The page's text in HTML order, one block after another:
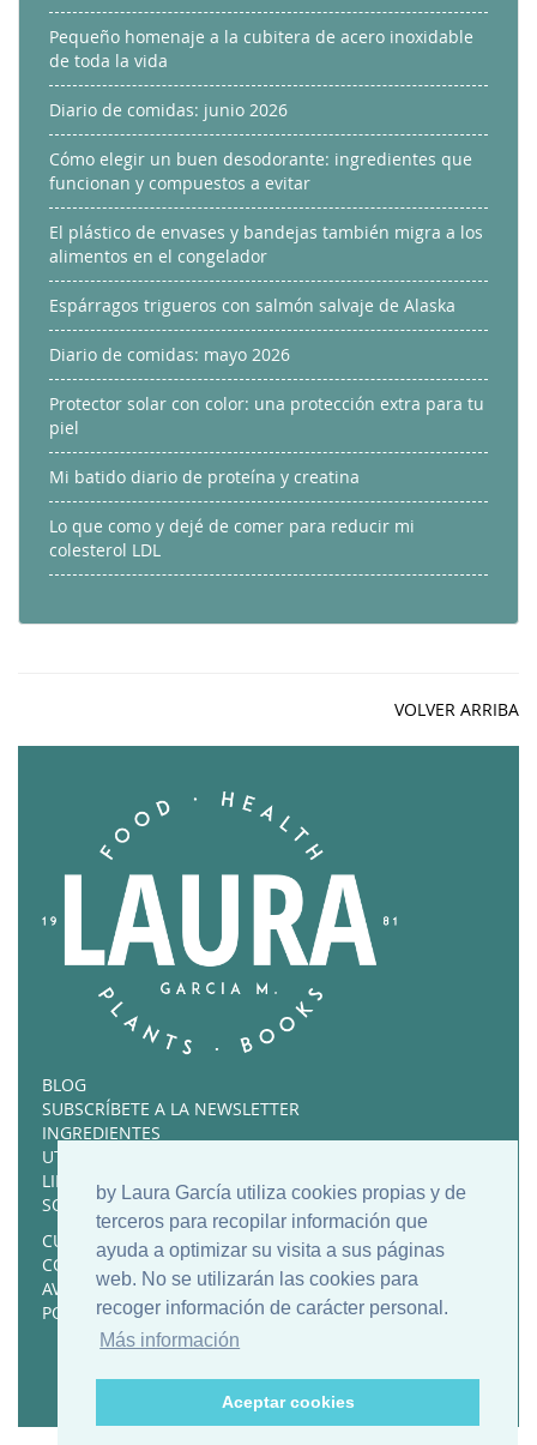
by Laura García utiliza cookies propias y de
terceros para recopilar información que
ayuda a optimizar su visita a sus páginas
web. No se utilizarán las cookies para
recoger información de carácter personal.
Más información
Aceptar cookies
Pequeño homenaje a la cubitera de acero inoxidable
de toda la vida
Diario de comidas: junio 2026
Cómo elegir un buen desodorante: ingredientes que
funcionan y compuestos a evitar
El plástico de envases y bandejas también migra a los
alimentos en el congelador
Espárragos trigueros con salmón salvaje de Alaska
Diario de comidas: mayo 2026
Protector solar con color: una protección extra para tu
piel
Mi batido diario de proteína y creatina
Lo que como y dejé de comer para reducir mi
colesterol LDL
VOLVER ARRIBA
BLOG
SUBSCRÍBETE A LA NEWSLETTER
INGREDIENTES
UTENSILIOS FAVORITOS
LIBROS RECOMENDADOS
SOBRE MÍ
CURSOS Y RECETARIOS
CONTACTO
AVISO LEGAL
POLÍTICA DE COOKIES